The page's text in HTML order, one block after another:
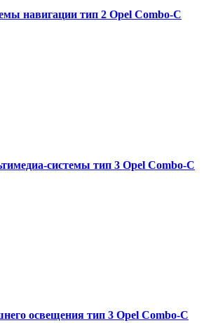
навигации тип 2 Opel Combo-С
системы тип 3 Opel Combo-С
освещения тип 3 Opel Combo-С